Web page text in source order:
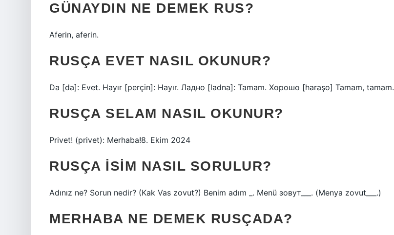
GÜNAYDIN NE DEMEK RUS?
Aferin, aferin.
RUSÇA EVET NASIL OKUNUR?
Da [da]: Evet. Hayır [perçin]: Hayır. Ладно [ladna]: Tamam. Хорошо [haraşo] Tamam, tamam.
RUSÇA SELAM NASIL OKUNUR?
Privet! (privet): Merhaba!8. Ekim 2024
RUSÇA ISIM NASIL SORULUR?
Adınız ne? Sorun nedir? (Kak Vas zovut?) Benim adım _. Menü зовут___. (Menya zovut___.)
MERHABA NE DEMEK RUSÇADA?